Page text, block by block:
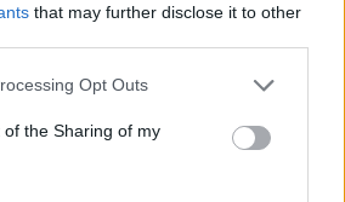
that may further disclose it to other
Opt Outs
the Sharing of my